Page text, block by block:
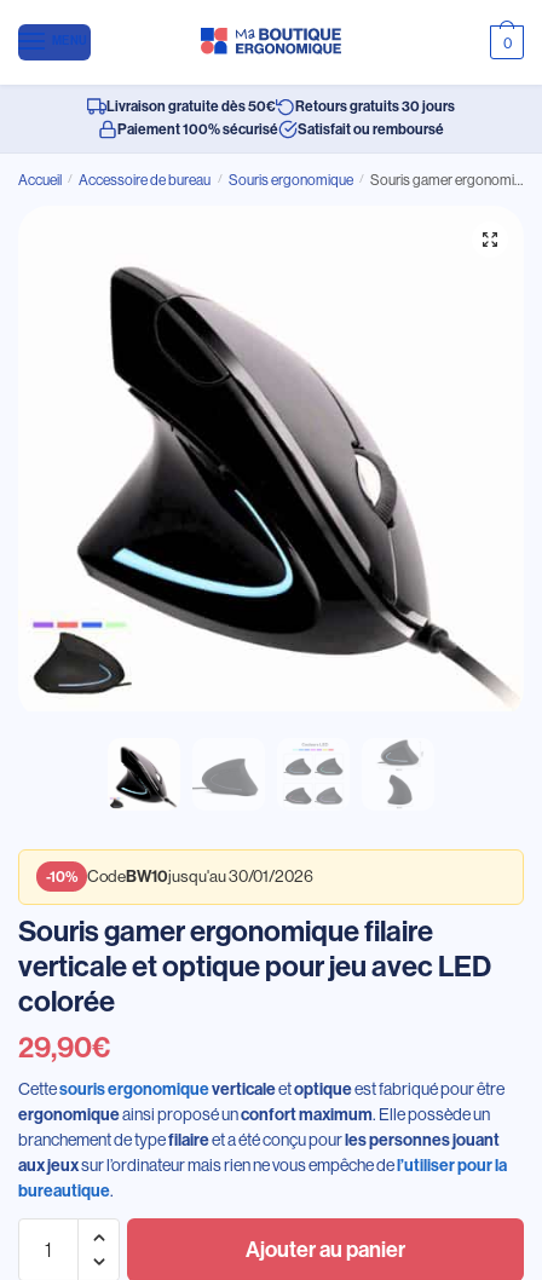
MENU 0
Livraison gratuite dès 50€
Retours gratuits 30 jours
Paiement 100% sécurisé
Satisfait ou remboursé
Accueil / Accessoire de bureau / Souris ergonomique / Souris gamer ergonomique filaire verticale et optique pour jeu avec LED colorée
-10% CodeBW10jusqu'au 30/01/2026
Souris gamer ergonomique filaire
verticale et optique pour jeu avec LED
colorée
29,90€
Cettesouris ergonomiqueverticaleetoptiqueest fabriqué pour être
ergonomiqueainsi proposé unconfort maximum. Elle possède un
branchement de typefilaireet a été conçu pourles personnes jouant
aux jeuxsur l’ordinateur mais rien ne vous empêche del’utiliser pour la
bureautique.
Ajouter au panier